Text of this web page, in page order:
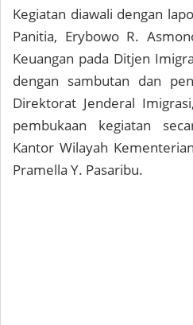
Kegiatan diawali dengan
Panitia, Erybowo R.
Keuangan pada Ditjen
dengan sambutan dan
Direktorat Jenderal
pembukaan kegiatan
Kantor Wilayah
Pramella Y. Pasaribu.